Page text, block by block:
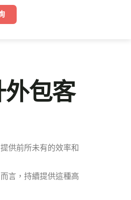
包客
供前所未有的效率和
言，持續提供這種高